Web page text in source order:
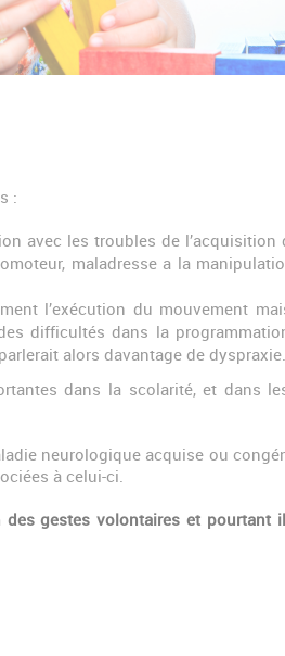
:
avec les troubles de l’acquisition
maladresse a la
l’exécution du mouvement
difficultés dans la
alors davantage de
dans la scolarité, et dans
neurologique acquise ou
à celui-ci.
gestes volontaires et pourtant